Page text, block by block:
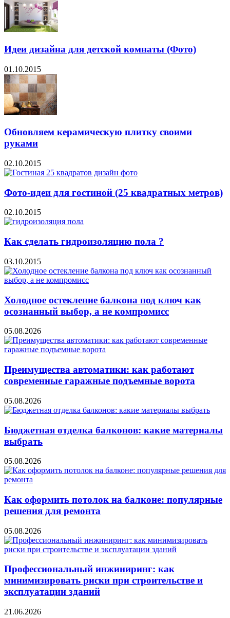
Идеи дизайна для детской комнаты (Фото)
01.10.2015
Обновляем керамическую плитку своими
руками
02.10.2015
Фото-идеи для гостиной (25 квадратных метров)
02.10.2015
Как сделать гидроизоляцию пола ?
03.10.2015
Холодное остекление балкона под ключ как
осознанный выбор, а не компромисс
05.08.2026
Преимущества автоматики: как работают
современные гаражные подъемные ворота
05.08.2026
Бюджетная отделка балконов: какие материалы
выбрать
05.08.2026
Как оформить потолок на балконе: популярные
решения для ремонта
05.08.2026
Профессиональный инжиниринг: как
минимизировать риски при строительстве и
эксплуатации зданий
21.06.2026